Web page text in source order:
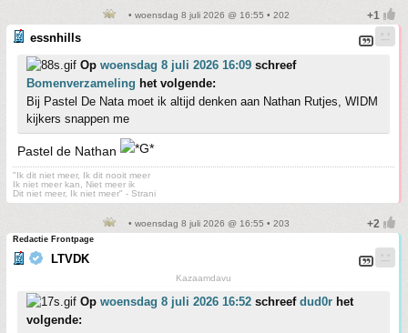
• woensdag 8 juli 2026 @ 16:55 • 202
essnhills
Op woensdag 8 juli 2026 16:09 schreef
Bomenverzameling het volgende:
Bij Pastel De Nata moet ik altijd denken aan Nathan Rutjes, WIDM
kijkers snappen me
Pastel de Nathan
"Ik dit niet meer, Ik dit nooit meer
Ik niet meer kan, Niet meer ik
Dit niet meer, Ik niet meer" - Strani
• woensdag 8 juli 2026 @ 16:55 • 203
Redactie Frontpage
LTVDK
Kazaamdavu
Op woensdag 8 juli 2026 16:52 schreef dud0r het
volgende: